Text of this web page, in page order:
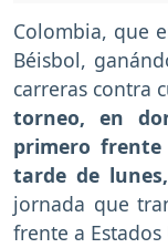
Colombia, que
Béisbol,
carreras contra
torneo, en
primero
tarde de
jornada que
frente a Estados